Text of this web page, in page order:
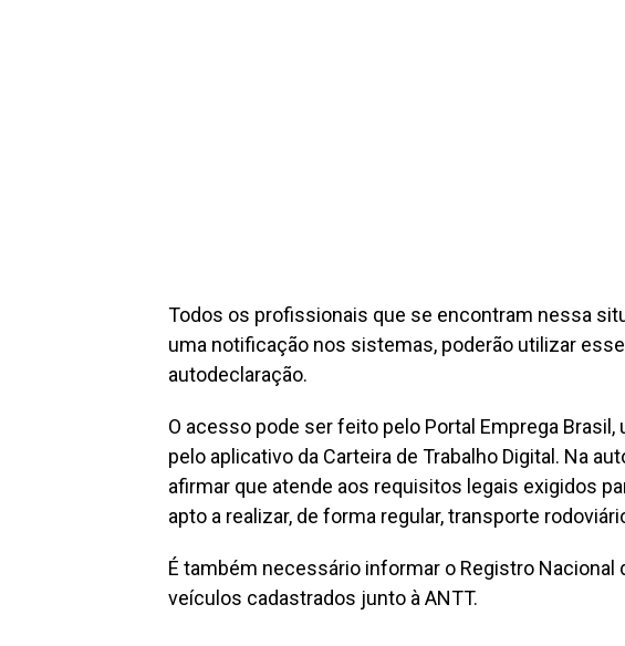
Todos os profissionais que se encontram nessa
uma notificação nos sistemas, poderão utilizar
autodeclaração.
O acesso pode ser feito pelo Portal Emprega Brasil,
pelo aplicativo da Carteira de Trabalho Digital. Na
afirmar que atende aos requisitos legais exigidos
apto a realizar, de forma regular, transporte
É também necessário informar o Registro
veículos cadastrados junto à ANTT.